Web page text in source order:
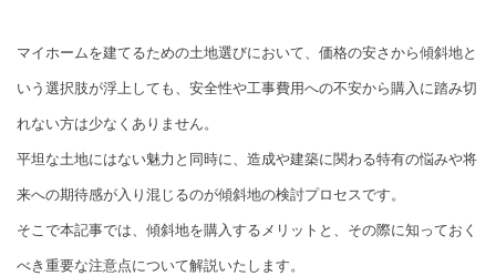
マイホームを建てるための土地選びにおいて、価格の安さから傾斜地と
いう選択肢が浮上しても、安全性や工事費用への不安から購入に踏み切
れない方は少なくありません。
平坦な土地にはない魅力と同時に、造成や建築に関わる特有の悩みや将
来への期待感が入り混じるのが傾斜地の検討プロセスです。
そこで本記事では、傾斜地を購入するメリットと、その際に知っておく
べき重要な注意点について解説いたします。